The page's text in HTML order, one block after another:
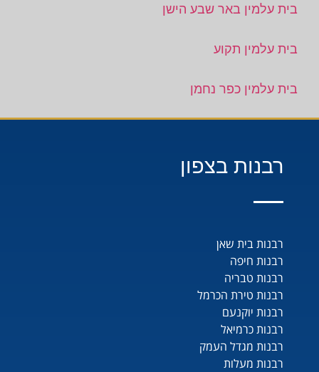
בית עלמין באר שבע הישן
בית עלמין תקוע
בית עלמין כפר נחמן
רבנות בצפון
רבנות בית שאן
רבנות חיפה
רבנות טבריה
רבנות טירת הכרמל
רבנות יוקנעם
רבנות כרמיאל
רבנות מגדל העמק
רבנות מעלות